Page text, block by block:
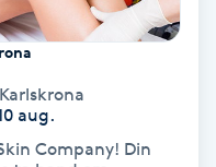
Karlskrona
aug.
Company! Din